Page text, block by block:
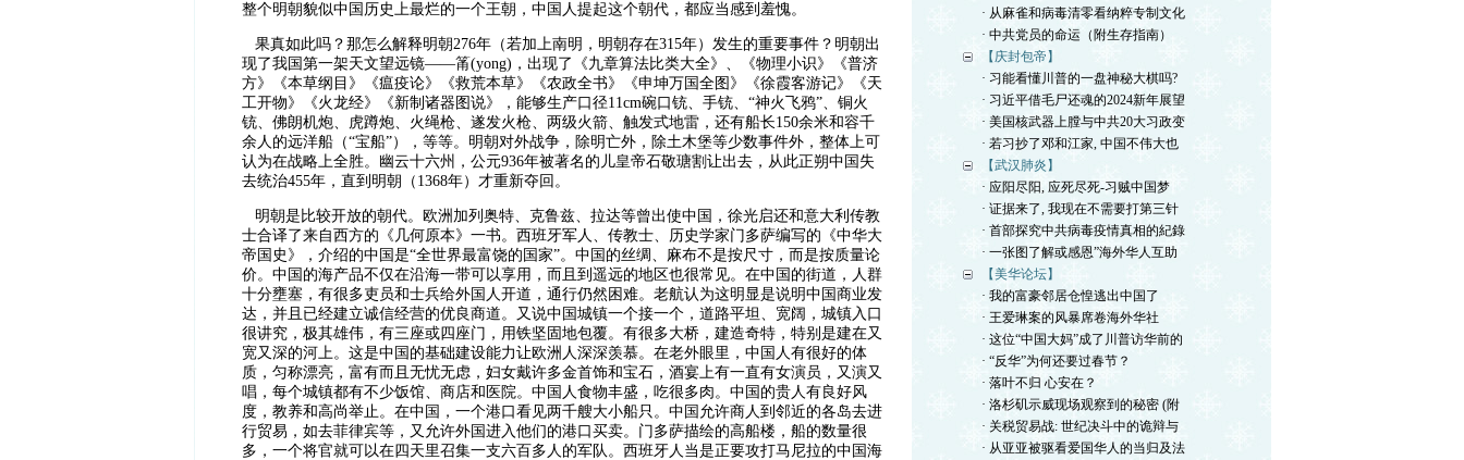
整个明朝貌似中国历史上最烂的一个王朝，中国人提起这个朝代，都应当感到羞愧。
果真如此吗？那怎么解释明朝276年（若加上南明，明朝存在315年）发生的重要事件？明朝出
现了我国第一架天文望远镜——筩(yong)，出现了《九章算法比类大全》、《物理小识》《普济
方》《本草纲目》《瘟疫论》《救荒本草》《农政全书》《申坤万国全图》《徐霞客游记》《天
工开物》《火龙经》《新制诸器图说》，能够生产口径11cm碗口铳、手铳、“神火飞鸦”、铜火
铳、佛朗机炮、虎蹲炮、火绳枪、遂发火枪、两级火箭、触发式地雷，还有船长150余米和容千
余人的远洋船（“宝船”），等等。明朝对外战争，除明亡外，除土木堡等少数事件外，整体上可
认为在战略上全胜。幽云十六州，公元936年被著名的儿皇帝石敬瑭割让出去，从此正朔中国失
去统治455年，直到明朝（1368年）才重新夺回。
明朝是比较开放的朝代。欧洲加列奥特、克鲁兹、拉达等曾出使中国，徐光启还和意大利传教
士合译了来自西方的《几何原本》一书。西班牙军人、传教士、历史学家门多萨编写的《中华大
帝国史》，介绍的中国是“全世界最富饶的国家”。中国的丝绸、麻布不是按尺寸，而是按质量论
价。中国的海产品不仅在沿海一带可以享用，而且到遥远的地区也很常见。在中国的街道，人群
十分壅塞，有很多吏员和士兵给外国人开道，通行仍然困难。老航认为这明显是说明中国商业发
达，并且已经建立诚信经营的优良商道。又说中国城镇一个接一个，道路平坦、宽阔，城镇入口
很讲究，极其雄伟，有三座或四座门，用铁坚固地包覆。有很多大桥，建造奇特，特别是建在又
宽又深的河上。这是中国的基础建设能力让欧洲人深深羡慕。在老外眼里，中国人有很好的体
质，匀称漂亮，富有而且无忧无虑，妇女戴许多金首饰和宝石，酒宴上有一直有女演员，又演又
唱，每个城镇都有不少饭馆、商店和医院。中国人食物丰盛，吃很多肉。中国的贵人有良好风
度，教养和高尚举止。在中国，一个港口看见两千艘大小船只。中国允许商人到邻近的各岛去进
行贸易，如去菲律宾等，又允许外国进入他们的港口买卖。门多萨描绘的高船楼，船的数量很
多，一个将官就可以在四天里召集一支六百多人的军队。西班牙人当是正要攻打马尼拉的中国海
· 从麻雀和病毒清零看纳粹专制文化
· 中共党员的命运（附生存指南）
【庆封包帝】
· 习能看懂川普的一盘神秘大棋吗?
· 习近平借毛尸还魂的2024新年展望
· 美国核武器上膛与中共20大习政变
· 若习抄了邓和江家, 中国不伟大也
【武汉肺炎】
· 应阳尽阳, 应死尽死-习贼中国梦
· 证据来了, 我现在不需要打第三针
· 首部探究中共病毒疫情真相的紀錄
· 一张图了解或感恩”海外华人互助
【美华论坛】
· 我的富豪邻居仓惶逃出中国了
· 王爱琳案的风暴席卷海外华社
· 这位“中国大妈”成了川普访华前的
· “反华”为何还要过春节？
· 落叶不归 心安在？
· 洛杉矶示威现场观察到的秘密 (附
· 关税贸易战: 世纪决斗中的诡辩与
· 从亚亚被驱看爱国华人的当归及法